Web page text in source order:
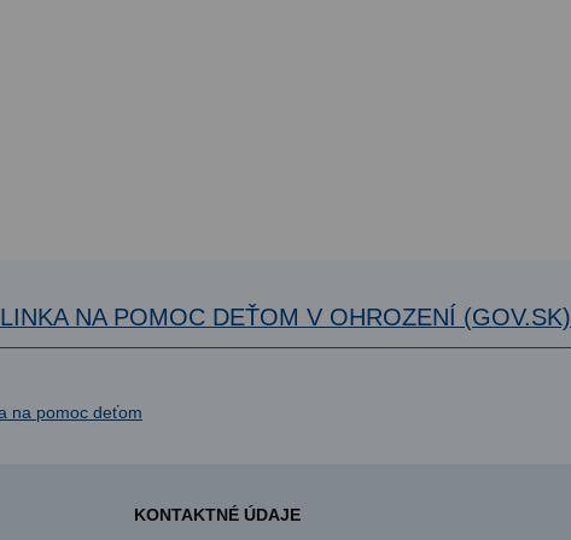
NA POMOC DEŤOM V OHROZENÍ (GOV.SK)
KONTAKTNÉ ÚDAJE